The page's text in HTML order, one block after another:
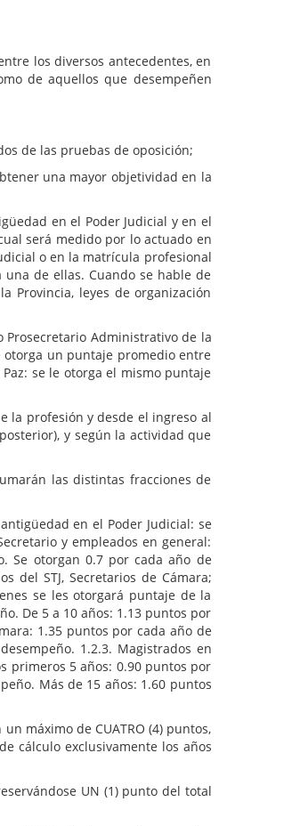
los diversos antecedentes, en
de aquellos que desempeñen
de las pruebas de oposición;
una mayor objetividad en la
en el Poder Judicial y en el
será medido por lo actuado en
o en la matrícula profesional
de ellas. Cuando se hable de
Provincia, leyes de organización
Administrativo de la
otorga un puntaje promedio entre
se le otorga el mismo puntaje
profesión y desde el ingreso al
y según la actividad que
las distintas fracciones de
en el Poder Judicial: se
y empleados en general:
Se otorgan 0.7 por cada año de
STJ, Secretarios de Cámara;
se les otorgará puntaje de la
De 5 a 10 años: 1.13 puntos por
1.35 puntos por cada año de
1.2.3. Magistrados en
primeros 5 años: 0.90 puntos por
Más de 15 años: 1.60 puntos
máximo de CUATRO (4) puntos,
cálculo exclusivamente los años
UN (1) punto del total